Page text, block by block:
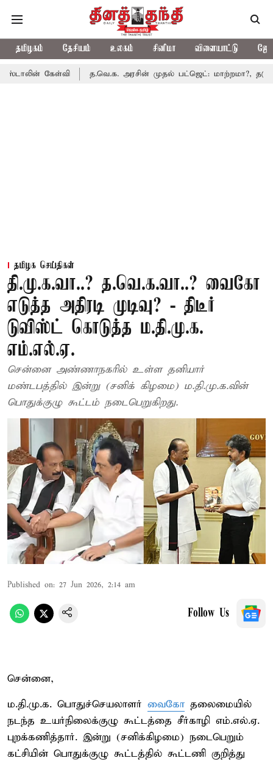
தமிழகம் தேசியம் உலகம் சினிமா விளையாட்டு
த.வெ.க. அரசின் முதல் பட்ஜெட்: மாற்றமா?, தடுமாற்றமா?
தமிழக செய்திகள்
தி.மு.க.வா..? த.வெ.க.வா..? வைகோ
எடுத்த அதிரடி முடிவு? - திடீர்
டுவிஸ்ட் கொடுத்த ம.தி.மு.க.
எம்.எல்.ஏ.
சென்னை அண்ணாநகரில் உள்ள தனியார்
மண்டபத்தில் இன்று (சனிக் கிழமை) ம.தி.மு.க.வின்
பொதுக்குழு கூட்டம் நடைபெறுகிறது.
Published on: 27 Jun 2026, 2:14 am
Follow Us
சென்னை,
ம.தி.மு.க. பொதுச்செயலாளர் வைகோ தலைமையில்
நடந்த உயர்நிலைக்குழு கூட்டத்தை சீர்காழி எம்.எல்.ஏ.
புறக்கணித்தார். இன்று (சனிக்கிழமை) நடைபெறும்
கட்சியின் பொதுக்குழு கூட்டத்தில் கூட்டணி குறித்து